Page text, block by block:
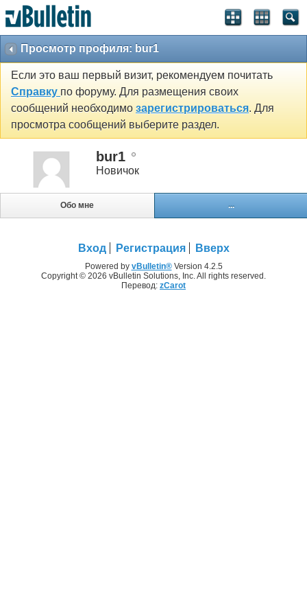
Просмотр профиля: bur1
Если это ваш первый визит, рекомендуем почитать
Справку по форуму. Для размещения своих
сообщений необходимо зарегистрироваться. Для
просмотра сообщений выберите раздел.
bur1
Новичок
Обо мне ...
Вход Регистрация Вверх
Powered by vBulletin®Version 4.2.5
Copyright © 2026 vBulletin Solutions, Inc. All rights reserved.
Перевод: zCarot